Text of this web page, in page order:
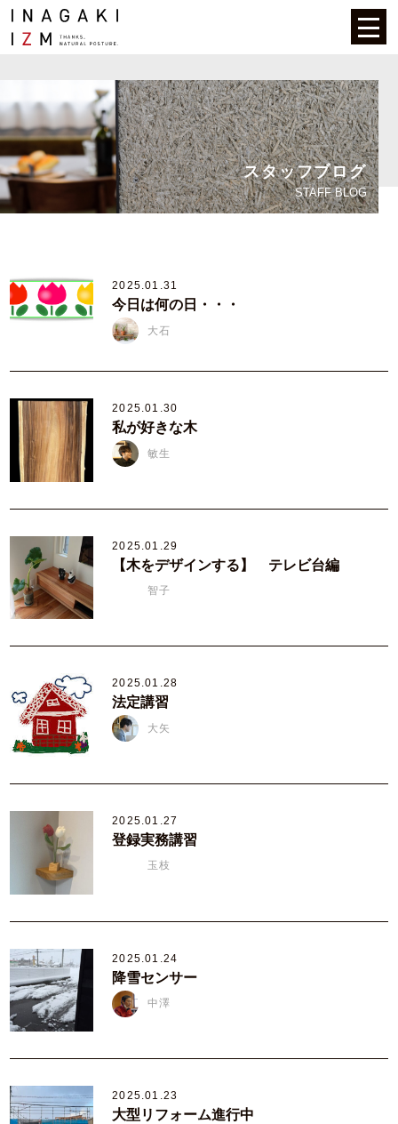
スタッフブログ
STAFF BLOG
2025.01.31
今日は何の日・・・
大石
2025.01.30
私が好きな木
敏生
2025.01.29
【木をデザインする】 テレビ台編
智子
2025.01.28
法定講習
大矢
2025.01.27
登録実務講習
玉枝
2025.01.24
降雪センサー
中澤
2025.01.23
大型リフォーム進行中